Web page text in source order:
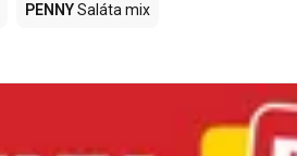
PENNYSaláta mix